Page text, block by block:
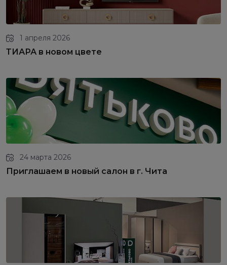
1 апреля 2026
ТИАРА в новом цвете
24 марта 2026
Приглашаем в новый салон в г. Чита